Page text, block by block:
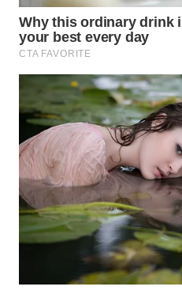
WN
SUMEDANG
WN
CIANJUR
WN
KEPULAUAN
SERIBU
WN
TANGERANG